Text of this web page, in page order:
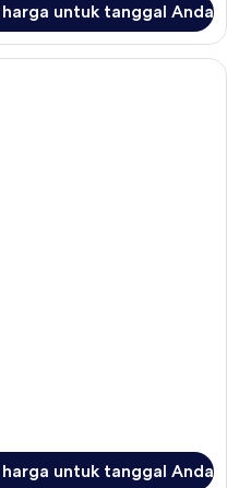
untuk tanggal Anda
untuk tanggal Anda